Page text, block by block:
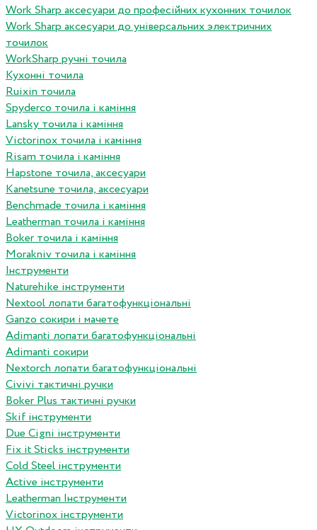
Work Sharp аксесуари до професiйних кухонних точилок
Work Sharp аксесуари до унiверсальних электричних
точилок
WorkSharp ручні точила
Кухонні точила
Ruixin точила
Spyderco точила і каміння
Lansky точила і каміння
Victorinox точила і каміння
Risam точила і каміння
Hapstone точила, аксесуари
Kanetsune точила, аксесуари
Benchmade точила і каміння
Leatherman точила і каміння
Boker точила і каміння
Morakniv точила і каміння
Інструменти
Naturehike інструменти
Nextool лопати багатофункціональні
Ganzo сокири і мачете
Adimanti лопати багатофункціональні
Adimanti сокири
Nextorch лопати багатофункціональні
Сivivi тактичні ручки
Boker Plus тактичні ручки
Skif інструменти
Due Cigni інструменти
Fix it Sticks інструменти
Сold Steel інструменти
Active інструменти
Leatherman Інструменти
Victorinox інструменти